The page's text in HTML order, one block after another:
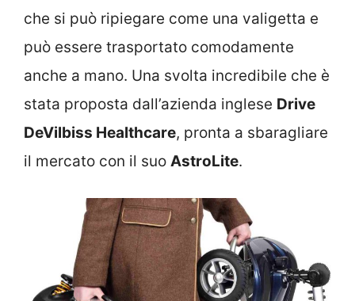
che si può ripiegare come una valigetta e
può essere trasportato comodamente
anche a mano. Una svolta incredibile che è
stata proposta dall’azienda inglese Drive
DeVilbiss Healthcare, pronta a sbaragliare
il mercato con il suo AstroLite.